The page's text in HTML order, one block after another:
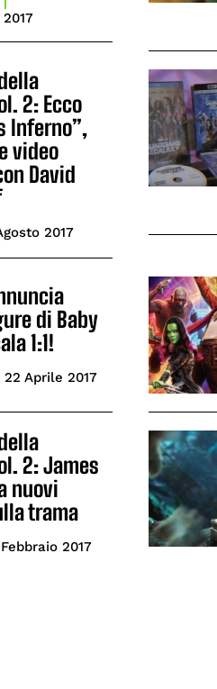
2: Ecco
Inferno”,
video
David
2017
di Baby
1:1!
22 Aprile 2017
2: James
nuovi
trama
2017